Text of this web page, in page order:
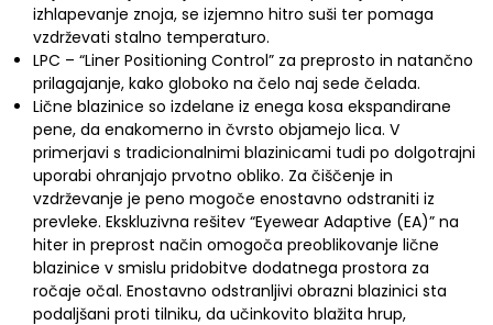
izhlapevanje znoja, se izjemno hitro suši ter pomaga
vzdrževati stalno temperaturo.
LPC – “Liner Positioning Control” za preprosto in natančno
prilagajanje, kako globoko na čelo naj sede čelada.
Lične blazinice so izdelane iz enega kosa ekspandirane
pene, da enakomerno in čvrsto objamejo lica. V
primerjavi s tradicionalnimi blazinicami tudi po dolgotrajni
uporabi ohranjajo prvotno obliko. Za čiščenje in
vzdrževanje je peno mogoče enostavno odstraniti iz
prevleke. Ekskluzivna rešitev “Eyewear Adaptive (EA)” na
hiter in preprost način omogoča preoblikovanje lične
blazinice v smislu pridobitve dodatnega prostora za
ročaje očal. Enostavno odstranljivi obrazni blazinici sta
podaljšani proti tilniku, da učinkovito blažita hrup,